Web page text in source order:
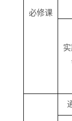
必修课